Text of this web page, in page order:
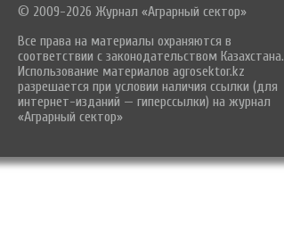
© 2009-2026 Журнал «Аграрный сектор»
Все права на материалы охраняются в
соответствии с законодательством Казахстана.
Использование материалов agrosektor.kz
разрешается при условии наличия ссылки (для
интернет-изданий — гиперссылки) на журнал
«Аграрный сектор»